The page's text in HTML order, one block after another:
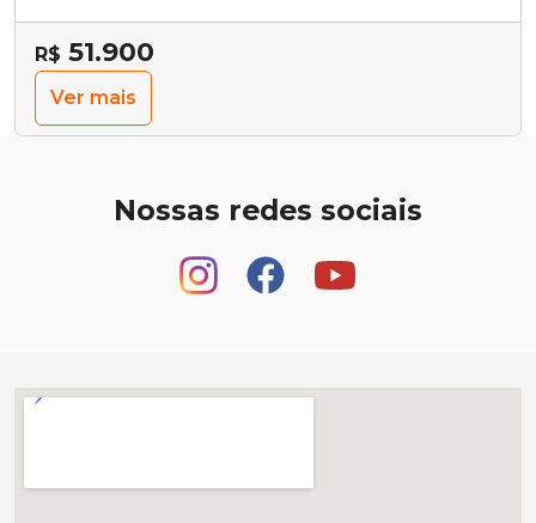
R$ 51.900
Ver mais
Nossas redes sociais